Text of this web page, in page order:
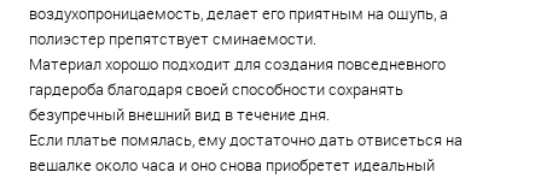
воздухопроницаемость, делает его приятным на ощупь, а
полиэстер препятствует сминаемости.
Материал хорошо подходит для создания повседневного
гардероба благодаря своей способности сохранять
безупречный внешний вид в течение дня.
Если платье помялась, ему достаточно дать отвисеться на
вешалке около часа и оно снова приобретет идеальный